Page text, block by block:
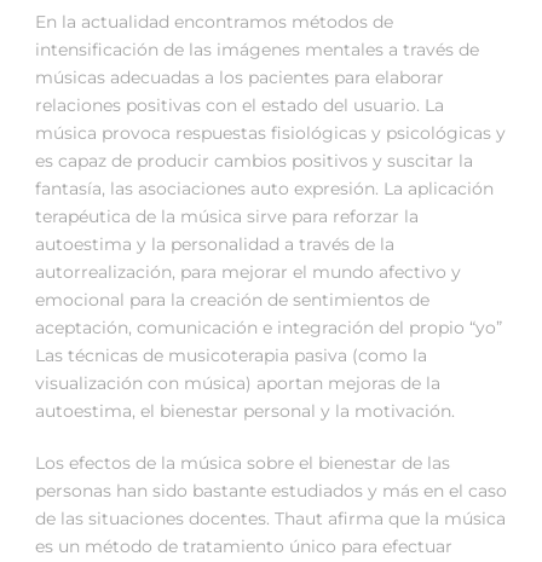
En la actualidad encontramos métodos de
intensificación de las imágenes mentales a través de
músicas adecuadas a los pacientes para elaborar
relaciones positivas con el estado del usuario. La
música provoca respuestas fisiológicas y psicológicas y
es capaz de producir cambios positivos y suscitar la
fantasía, las asociaciones auto expresión. La aplicación
terapéutica de la música sirve para reforzar la
autoestima y la personalidad a través de la
autorrealización, para mejorar el mundo afectivo y
emocional para la creación de sentimientos de
aceptación, comunicación e integración del propio “yo”
Las técnicas de musicoterapia pasiva (como la
visualización con música) aportan mejoras de la
autoestima, el bienestar personal y la motivación.
Los efectos de la música sobre el bienestar de las
personas han sido bastante estudiados y más en el caso
de las situaciones docentes. Thaut afirma que la música
es un método de tratamiento único para efectuar